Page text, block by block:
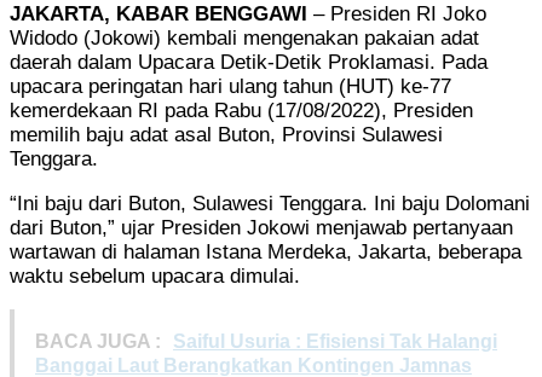
JAKARTA, KABAR BENGGAWI – Presiden RI Joko
Widodo (Jokowi) kembali mengenakan pakaian adat
daerah dalam Upacara Detik-Detik Proklamasi. Pada
upacara peringatan hari ulang tahun (HUT) ke-77
kemerdekaan RI pada Rabu (17/08/2022), Presiden
memilih baju adat asal Buton, Provinsi Sulawesi
Tenggara.
“Ini baju dari Buton, Sulawesi Tenggara. Ini baju Dolomani
dari Buton,” ujar Presiden Jokowi menjawab pertanyaan
wartawan di halaman Istana Merdeka, Jakarta, beberapa
waktu sebelum upacara dimulai.
BACA JUGA :
Saiful Usuria : Efisiensi Tak Halangi
Banggai Laut Berangkatkan Kontingen Jamnas